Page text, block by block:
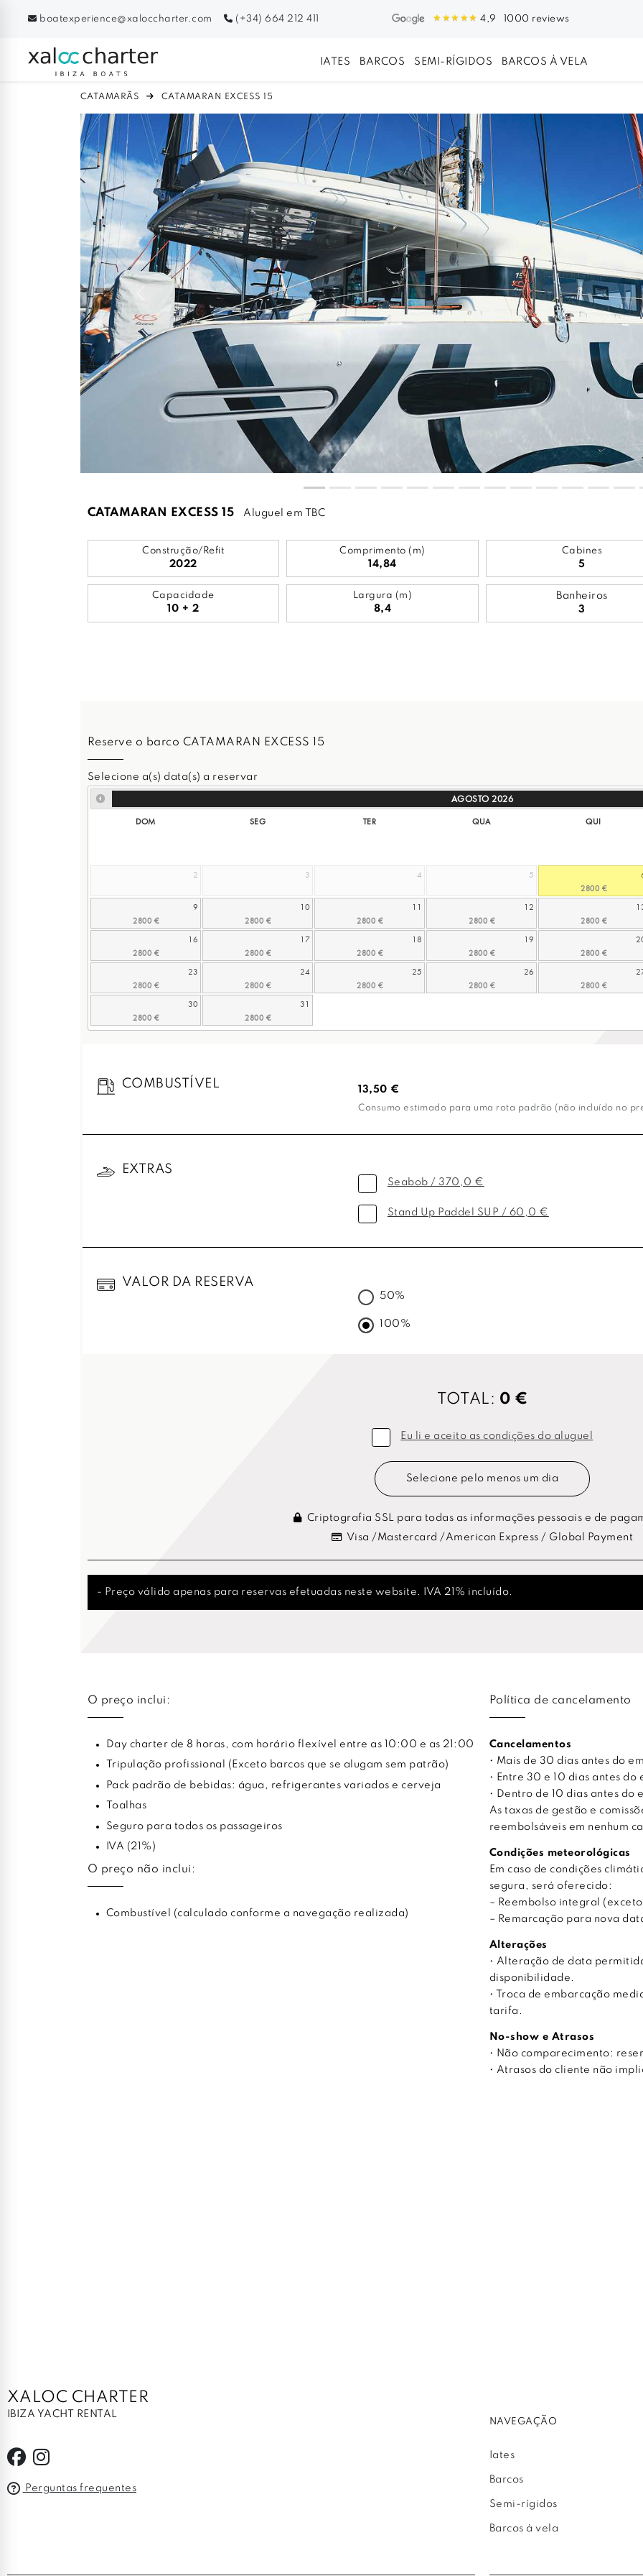
boatexperience@xaloccharter.com (+34) 664 212 411 4,9 1000 reviews
IATES BARCOS SEMI-RÍGIDOS BARCOS À VELA
CATAMARÃS CATAMARAN EXCESS 15
Previous
CATAMARAN EXCESS 15 Aluguel em TBC
Construção/Refit
2022
Comprimento (m)
14,84
Cabines
5
Capacidade
10 + 2
Largura (m)
8,4
Banheiros
3
Reserve o barco CATAMARAN EXCESS 15
Selecione a(s) data(s) a reservar
AGOSTO 2026
DOM SEG TER QUA QUI
2 3 4 5
9 10 11 12
16 17 18 19
23 24 25 26
30 31
COMBUSTÍVEL 13,50 €
Consumo estimado para uma rota padrão (não incluído no
EXTRAS
Seabob / 370,0 €
Stand Up Paddel SUP / 60,0 €
VALOR DA RESERVA
50%
100%
TOTAL: 0 €
Eu li e aceito as condições do aluguel
Selecione pelo menos um dia
Criptografia SSL para todas as informações pessoais e de
Visa /Mastercard /American Express / Global Payment
- Preço válido apenas para reservas efetuadas neste website. IVA 21% incluído.
O preço inclui:
Day charter de 8 horas, com horário flexível entre as 10:00 e as 21:00
Tripulação profissional (Exceto barcos que se alugam sem patrão)
Pack padrão de bebidas: água, refrigerantes variados e cerveja
Toalhas
Seguro para todos os passageiros
IVA (21%)
O preço não inclui:
Combustível (calculado conforme a navegação realizada)
Política de cancelamento
Cancelamentos
• Mais de 30 dias antes do
• Entre 30 e 10 dias antes
• Dentro de 10 dias antes do
As taxas de gestão e
reembolsáveis em nenhum
Condições meteorológicas
Em caso de condições
segura, será oferecido:
– Reembolso integral
– Remarcação para nova
Alterações
• Alteração de data
disponibilidade.
• Troca de embarcação
tarifa.
No-show e Atrasos
• Não comparecimento:
• Atrasos do cliente não
XALOC CHARTER
IBIZA YACHT RENTAL
Perguntas frequentes
NAVEGAÇÃO
Iates
Barcos
Semi-rígidos
Barcos à vela